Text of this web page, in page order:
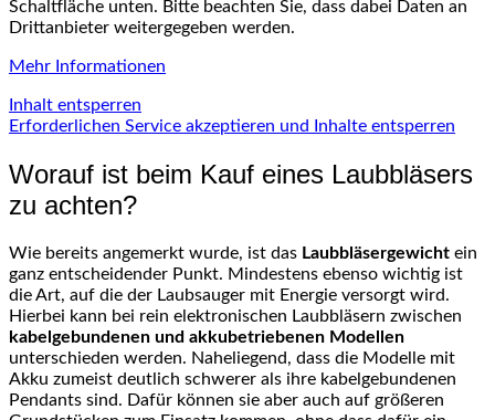
Schaltfläche unten. Bitte beachten Sie, dass dabei Daten an
Drittanbieter weitergegeben werden.
Mehr Informationen
Inhalt entsperren
Erforderlichen Service akzeptieren und Inhalte entsperren
Worauf ist beim Kauf eines Laubbläsers
zu achten?
Wie bereits angemerkt wurde, ist das Laubbläsergewicht ein
ganz entscheidender Punkt. Mindestens ebenso wichtig ist
die Art, auf die der Laubsauger mit Energie versorgt wird.
Hierbei kann bei rein elektronischen Laubbläsern zwischen
kabelgebundenen und akkubetriebenen Modellen
unterschieden werden. Naheliegend, dass die Modelle mit
Akku zumeist deutlich schwerer als ihre kabelgebundenen
Pendants sind. Dafür können sie aber auch auf größeren